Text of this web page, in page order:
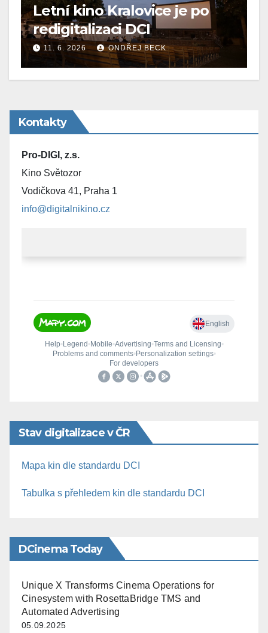
Letní kino Kralovice je po
redigitalizaci DCI
11. 6. 2026 ONDŘEJ BECK
Kontakty
Pro-DIGI, z.s.
Kino Světozor
Vodičkova 41, Praha 1
info@digitalnikino.cz
Stav digitalizace v ČR
Mapa kin dle standardu DCI
Tabulka s přehledem kin dle standardu DCI
DCinema Today
Unique X Transforms Cinema Operations for
Cinesystem with RosettaBridge TMS and
Automated Advertising
05.09.2025